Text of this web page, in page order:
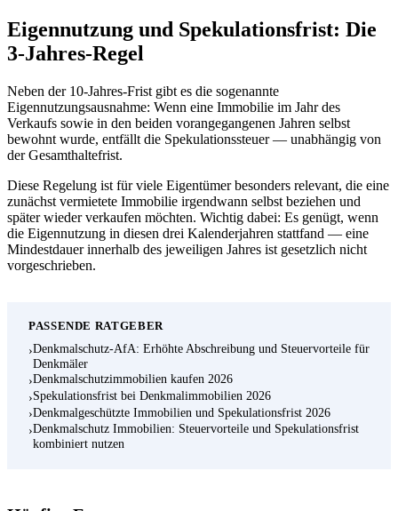
Eigennutzung und Spekulationsfrist: Die
3-Jahres-Regel
Neben der 10-Jahres-Frist gibt es die sogenannte
Eigennutzungsausnahme: Wenn eine Immobilie im Jahr des
Verkaufs sowie in den beiden vorangegangenen Jahren selbst
bewohnt wurde, entfällt die Spekulationssteuer — unabhängig von
der Gesamthaltefrist.
Diese Regelung ist für viele Eigentümer besonders relevant, die eine
zunächst vermietete Immobilie irgendwann selbst beziehen und
später wieder verkaufen möchten. Wichtig dabei: Es genügt, wenn
die Eigennutzung in diesen drei Kalenderjahren stattfand — eine
Mindestdauer innerhalb des jeweiligen Jahres ist gesetzlich nicht
vorgeschrieben.
PASSENDE RATGEBER
›Denkmalschutz-AfA: Erhöhte Abschreibung und Steuervorteile für
Denkmäler
›Denkmalschutzimmobilien kaufen 2026
›Spekulationsfrist bei Denkmalimmobilien 2026
›Denkmalgeschützte Immobilien und Spekulationsfrist 2026
›Denkmalschutz Immobilien: Steuervorteile und Spekulationsfrist
kombiniert nutzen